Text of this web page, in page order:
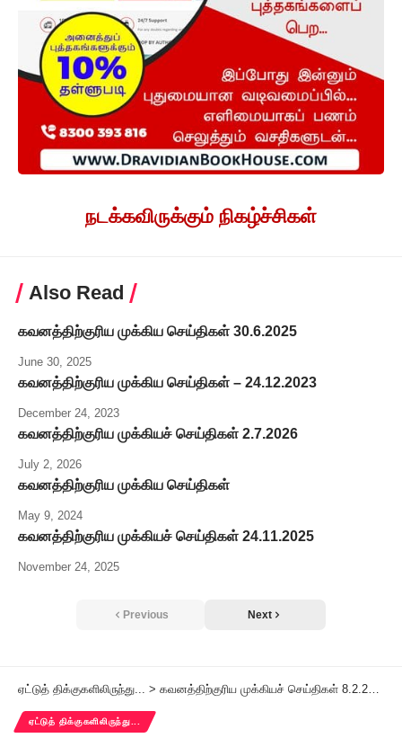
நடக்கவிருக்கும் நிகழ்ச்சிகள்
Also Read
கவனத்திற்குரிய முக்கிய செய்திகள் 30.6.2025
June 30, 2025
கவனத்திற்குரிய முக்கிய செய்திகள் – 24.12.2023
December 24, 2023
கவனத்திற்குரிய முக்கியச் செய்திகள் 2.7.2026
July 2, 2026
கவனத்திற்குரிய முக்கிய செய்திகள்
May 9, 2024
கவனத்திற்குரிய முக்கியச் செய்திகள் 24.11.2025
November 24, 2025
Previous Next
ஏட்டுத் திக்குகளிலிருந்து... > கவனத்திற்குரிய முக்கியச் செய்திகள் 8.2.2026
ஏட்டுத் திக்குகளிலிருந்து...